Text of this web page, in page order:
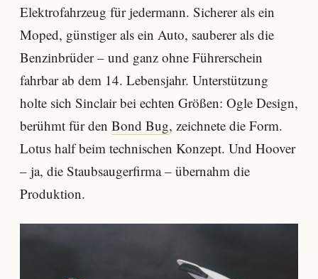
Elektrofahrzeug für jedermann. Sicherer als ein
Moped, günstiger als ein Auto, sauberer als die
Benzinbrüder – und ganz ohne Führerschein
fahrbar ab dem 14. Lebensjahr. Unterstützung
holte sich Sinclair bei echten Größen: Ogle Design,
berühmt für den Bond Bug, zeichnete die Form.
Lotus half beim technischen Konzept. Und Hoover
– ja, die Staubsaugerfirma – übernahm die
Produktion.